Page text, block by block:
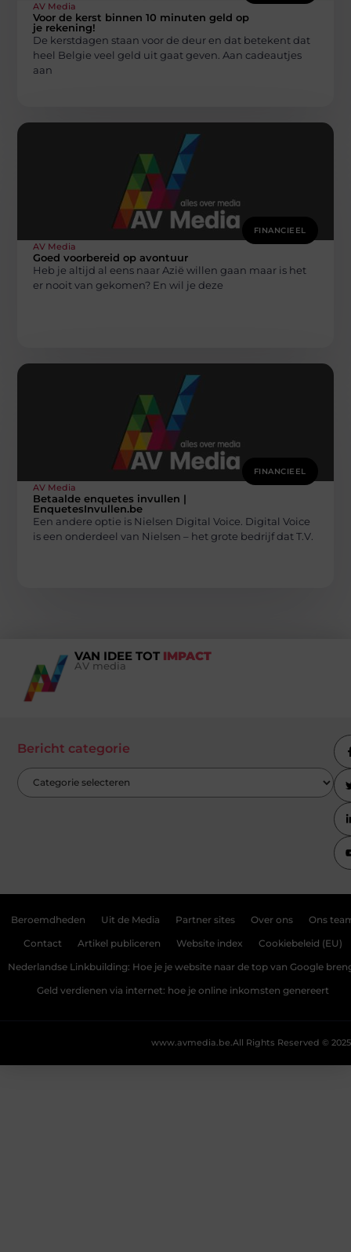
AV Media
Voor de kerst binnen 10 minuten geld op
je rekening!
De kerstdagen staan voor de deur en dat betekent dat
heel Belgie veel geld uit gaat geven. Aan cadeautjes
aan
FINANCIEEL
AV Media
Goed voorbereid op avontuur
Heb je altijd al eens naar Azië willen gaan maar is het
er nooit van gekomen? En wil je deze
FINANCIEEL
AV Media
Betaalde enquetes invullen |
EnquetesInvullen.be
Een andere optie is Nielsen Digital Voice. Digital Voice
is een onderdeel van Nielsen – het grote bedrijf dat T.V.
VAN IDEE TOT IMPACT
AV media
Bericht categorie
Beroemdheden Uit de Media Partner sites Over ons Ons
Contact Artikel publiceren Website index Cookiebeleid (EU)
Nederlandse Linkbuilding: Hoe je je website naar de top van Google
Geld verdienen via internet: hoe je online inkomsten genereert
All Rights Reserved © 2025
www.avmedia.be.